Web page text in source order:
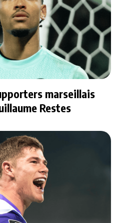
marseillais
Restes